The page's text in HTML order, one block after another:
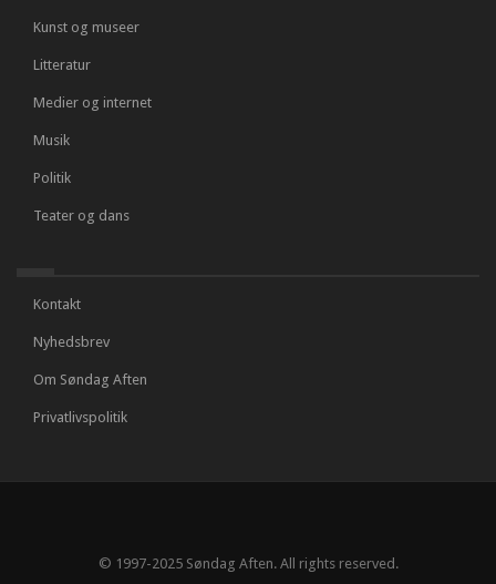
Kunst og museer
Litteratur
Medier og internet
Musik
Politik
Teater og dans
Kontakt
Nyhedsbrev
Om Søndag Aften
Privatlivspolitik
© 1997-2025 Søndag Aften. All rights reserved.